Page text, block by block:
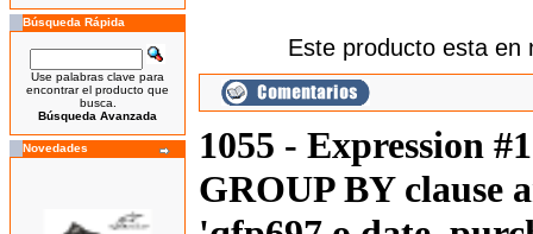
Búsqueda Rápida
Use palabras clave para
encontrar el producto que
busca.
Búsqueda Avanzada
Novedades
Este producto esta en
1055 - Expression
GROUP BY clause